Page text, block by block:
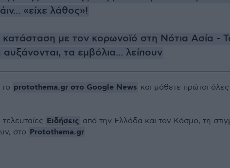
«είχε λάθος»!
με τον κορωνοϊό στη Νότια Ασία -
τα εμβόλια... λείπουν
protothema.gr στο Google News και μάθετε πρώτοι όλες
τελευταίες Ειδήσεις από την Ελλάδα και τον Κόσμο, τη
στο Protothema.gr